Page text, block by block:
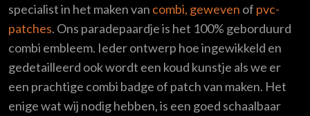
specialist in het maken van combi, geweven of pvc-
patches. Ons paradepaardje is het 100% geborduurd
combi embleem. Ieder ontwerp hoe ingewikkeld en
gedetailleerd ook wordt een koud kunstje als we er
een prachtige combi badge of patch van maken. Het
enige wat wij nodig hebben, is een goed schaalbaar